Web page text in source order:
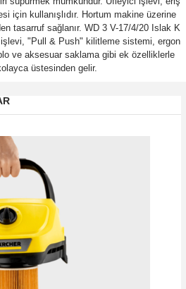
için kullanışlıdır. Hortum makine üzerine
tasarruf sağlanır. WD 3 V-17/4/20 Islak K
"Pull & Push" kilitleme sistemi, ergon
ve aksesuar saklama gibi ek özelliklerle
üstesinden gelir.